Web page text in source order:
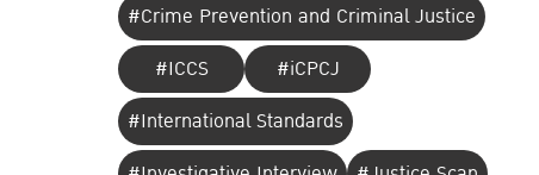
#Crime Prevention and Criminal Justice
#ICCS
#iCPCJ
#International Standards